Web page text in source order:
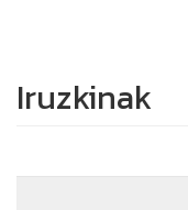
Iruzkinak